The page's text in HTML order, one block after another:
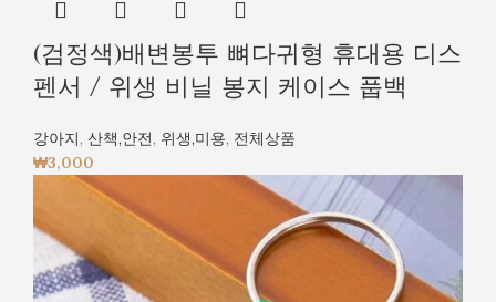
(검정색)배변봉투 뼈다귀형 휴대용 디스
펜서 / 위생 비닐 봉지 케이스 풉백
강아지, 산책,안전, 위생,미용, 전체상품
₩3,000